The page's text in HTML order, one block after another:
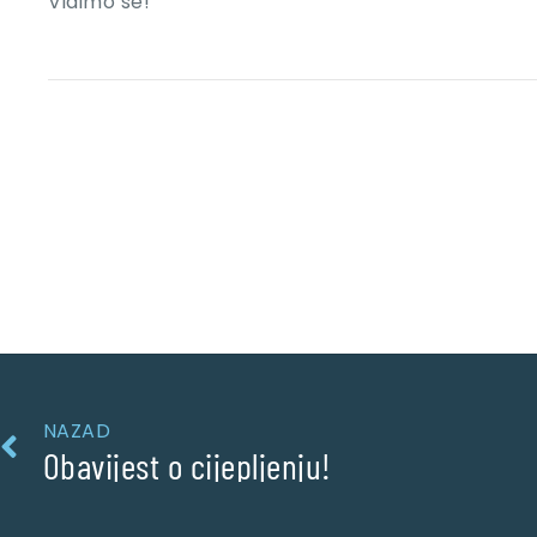
NAZAD
Obavijest o cijepljenju!